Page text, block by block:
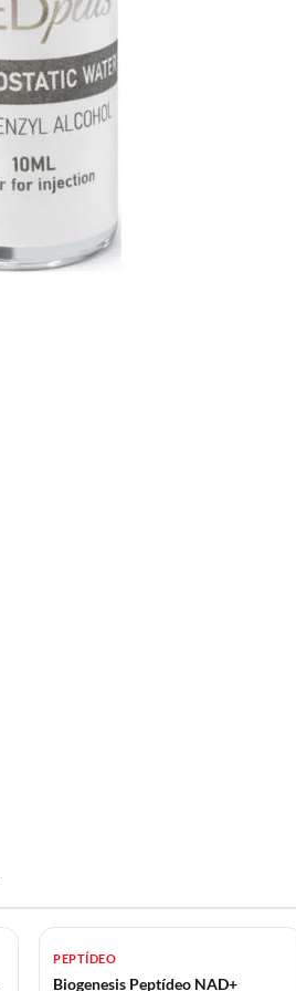
PEPTÍDEO
Biogenesis Peptídeo NAD+